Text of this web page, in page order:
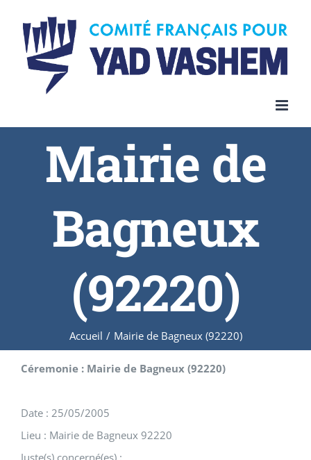
content
Mairie de
Bagneux
(92220)
Accueil / Mairie de Bagneux (92220)
Céremonie : Mairie de Bagneux (92220)
Date : 25/05/2005
Lieu : Mairie de Bagneux 92220